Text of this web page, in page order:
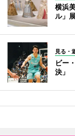
横浜
ル」
見る・
ビー
決」